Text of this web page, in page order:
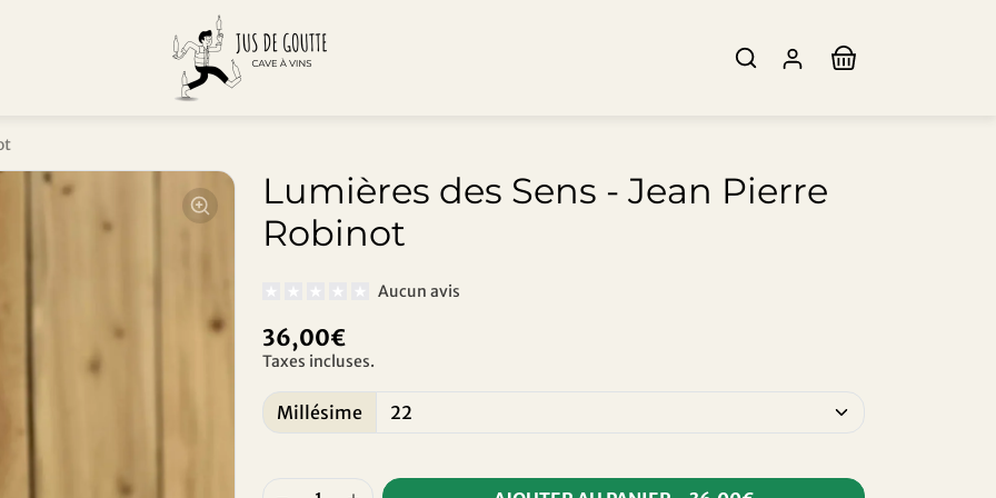
Lumières des Sens - Jean Pierre
Robinot
Aucun avis
36,00€
Taxes incluses.
Millésime